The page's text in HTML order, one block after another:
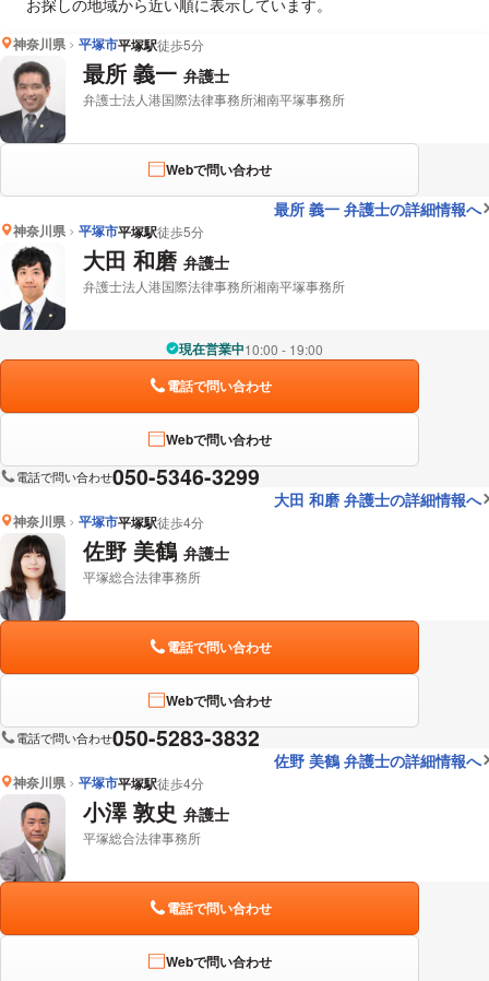
神奈川県 平塚市平塚駅徒歩5分
最所 義一 弁護士
弁護士法人港国際法律事務所湘南平塚事務所
Webで問い合わせ
最所 義一 弁護士の詳細情報へ
神奈川県 平塚市平塚駅徒歩5分
大田 和磨 弁護士
弁護士法人港国際法律事務所湘南平塚事務所
現在営業中10:00 - 19:00
電話で問い合わせ
Webで問い合わせ
電話で問い合わせ050-5346-3299
大田 和磨 弁護士の詳細情報へ
神奈川県 平塚市平塚駅徒歩4分
佐野 美鶴 弁護士
平塚総合法律事務所
電話で問い合わせ
Webで問い合わせ
電話で問い合わせ050-5283-3832
佐野 美鶴 弁護士の詳細情報へ
神奈川県 平塚市平塚駅徒歩4分
小澤 敦史 弁護士
平塚総合法律事務所
電話で問い合わせ
Webで問い合わせ